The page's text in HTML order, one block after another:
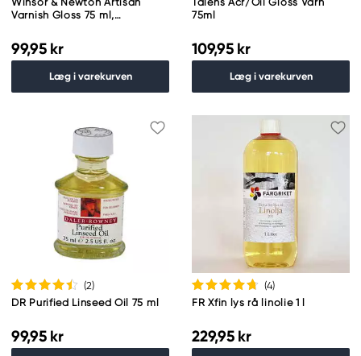
Varnish Gloss 75 ml,
99,95 kr
Læg i varekurven
75ml
109,95 kr
Læg i varekurven
(2)
DR Purified Linseed Oil 75 ml
99,95 kr
(4)
FR Xfin lys rå linolie 1 l
229,95 kr